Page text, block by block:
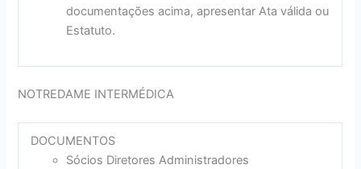
documentações acima, apresentar Ata válida ou
Estatuto.
NOTREDAME INTERMÉDICA
DOCUMENTOS
Sócios Diretores Administradores